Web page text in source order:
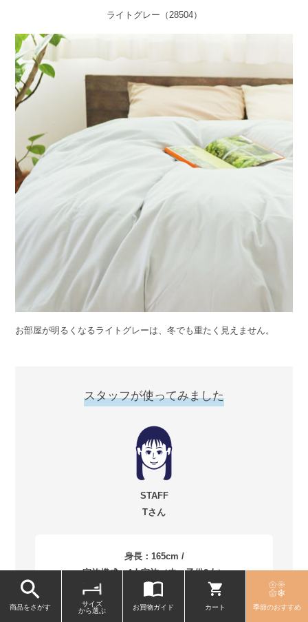
ライトグレー（28504）
お部屋が明るくなるライトグレーは、冬でも重たく見えません。
スタッフが使ってみました
STAFF
Tさん
身長：165cm /
家族構成：4人家族（夫・子供2人）
商品をさがす
サイズ
から選ぶ
お買物ガイド カート 季節のおすすめ